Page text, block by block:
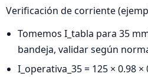
Verificación de corriente
Tomemos I_tabla para 35
bandeja, validar según
I_operativa_35 = 125 × 0.98 ×